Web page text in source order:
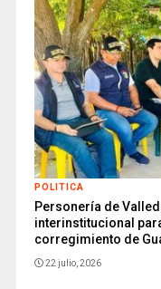
POLITICA
Personería de
interinstitucional
corregimiento de
22 julio, 2026